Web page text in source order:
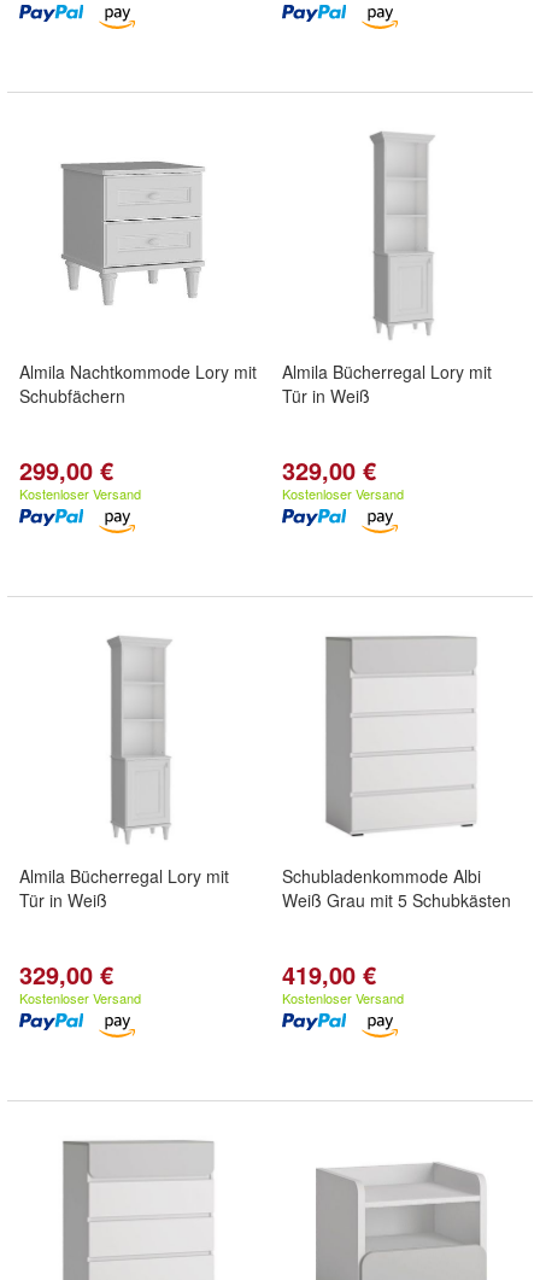
Almila Nachtkommode Lory mit
Schubfächern
299,00 €
Kostenloser Versand
Almila Bücherregal Lory mit
Tür in Weiß
329,00 €
Kostenloser Versand
Almila Bücherregal Lory mit
Tür in Weiß
329,00 €
Kostenloser Versand
Schubladenkommode Albi
Weiß Grau mit 5 Schubkästen
419,00 €
Kostenloser Versand